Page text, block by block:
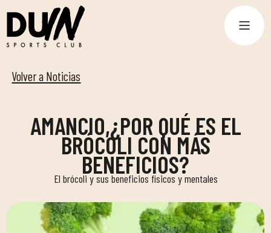
Volver a Noticias
AMANCIO,¿POR QUÉ ES EL
BRÓCOLI CON MÁS
BENEFICIOS?
El brócoli y sus beneficios físicos y mentales